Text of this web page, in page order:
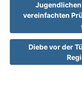
vereinfachten
Diebe vor der